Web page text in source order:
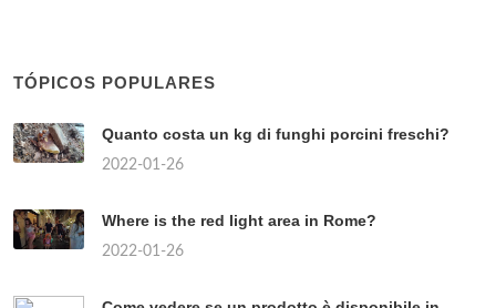
TÓPICOS POPULARES
Quanto costa un kg di funghi porcini freschi?
2022-01-26
Where is the red light area in Rome?
2022-01-26